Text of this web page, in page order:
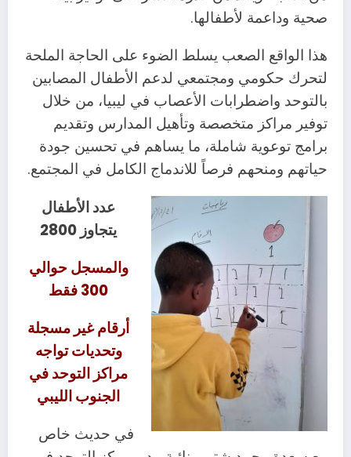
صحية وداعمة لأطفالها.
هذا الواقع الصعب يسلط الضوء على الحاجة الملحة
لتحرك حكومي ومجتمعي لدعم الأطفال المصابين
بالتوحد واضطرابات الأعصاب في ليبيا، من خلال
توفير مراكز متخصصة وتأهيل المدارس وتقديم
برامج توعوية شاملة، ما يساهم في تحسين جودة
حياتهم ومنحهم فرصاً للاندماج الكامل في المجتمع.
عدد الأطفال
يتجاوز 2800
والمسجل حوالي
300 فقط
أرقام غير مسجلة
وتحديات تواجه
مراكز التوحد في
الجنوب الليبي
في حديث خاص